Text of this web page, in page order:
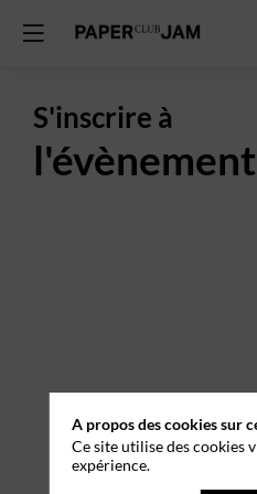
S'inscrire à
l'évènement
A propos des cookies sur
Ce site utilise des cookies
expérience.